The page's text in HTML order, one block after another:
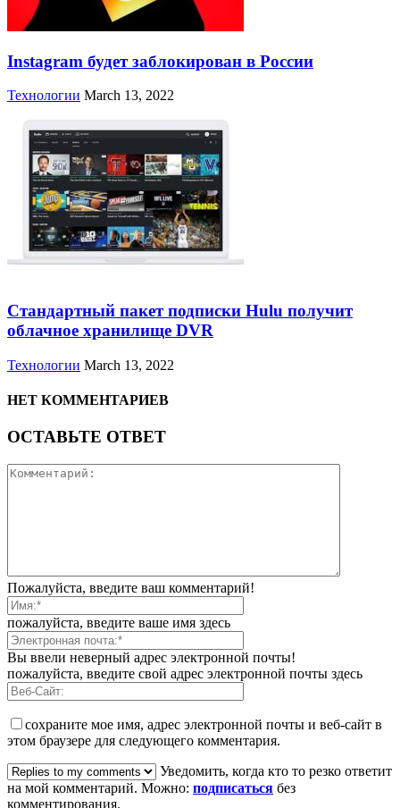
Instagram будет заблокирован в России
Технологии March 13, 2022
Стандартный пакет подписки Hulu получит
облачное хранилище DVR
Технологии March 13, 2022
НЕТ КОММЕНТАРИЕВ
ОСТАВЬТЕ ОТВЕТ
Пожалуйста, введите ваш комментарий!
пожалуйста, введите ваше имя здесь
Вы ввели неверный адрес электронной почты!
пожалуйста, введите свой адрес электронной почты здесь
сохраните мое имя, адрес электронной почты и веб-сайт в
этом браузере для следующего комментария.
Уведомить, когда кто то резко ответит
на мой комментарий. Можно: подписаться без
комментирования.